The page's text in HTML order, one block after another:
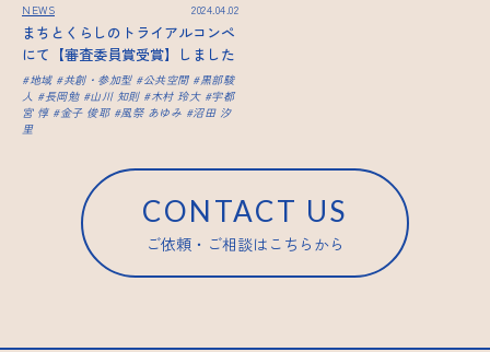
NEWS 2024.04.02
まちとくらしのトライアルコンペ
にて【審査委員賞受賞】しました
地域 共創・参加型 公共空間
黒部駿
人
長岡勉 山川 知則 木村 玲大
宇都
宮 惇
金子 俊耶 風祭 あゆみ
沼田 汐
里
CONTACT US
ご依頼・ご相談はこちらから